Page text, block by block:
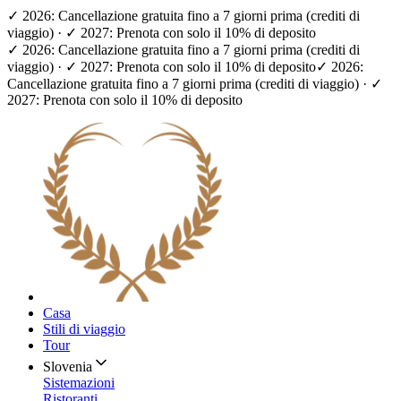
✓ 2026: Cancellazione gratuita fino a 7 giorni prima (crediti di
viaggio) · ✓ 2027: Prenota con solo il 10% di deposito
✓ 2026: Cancellazione gratuita fino a 7 giorni prima (crediti di
viaggio) · ✓ 2027: Prenota con solo il 10% di deposito✓ 2026:
Cancellazione gratuita fino a 7 giorni prima (crediti di viaggio) · ✓
2027: Prenota con solo il 10% di deposito
Casa
Stili di viaggio
Tour
Slovenia
Sistemazioni